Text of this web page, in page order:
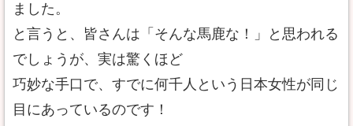
ました。
と言うと、皆さんは「そんな馬鹿な！」と思われる
でしょうが、実は驚くほど
巧妙な手口で、すでに何千人という日本女性が同じ
目にあっているのです！